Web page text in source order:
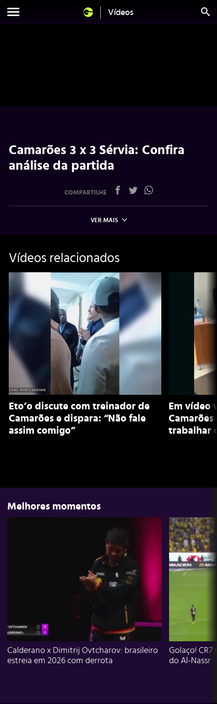
Vídeos
Camarões 3 x 3 Sérvia: Confira
análise da partida
COMPARTILHE
VER MAIS
Vídeos relacionados
Eto’o discute com treinador de
Camarões e dispara: “Não fale
assim comigo”
Em vídeo
trabalhar
Melhores momentos
Calderano x Dimitrij Ovtcharov: brasileiro
estreia em 2026 com derrota
Golaço!
do Al-Nassr